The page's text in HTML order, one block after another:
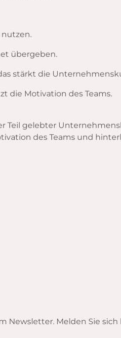
nutzen.
übergeben.
stärkt die
die Motivation des Teams.
Teil gelebter
des Teams und
Newsletter. Melden Sie sich